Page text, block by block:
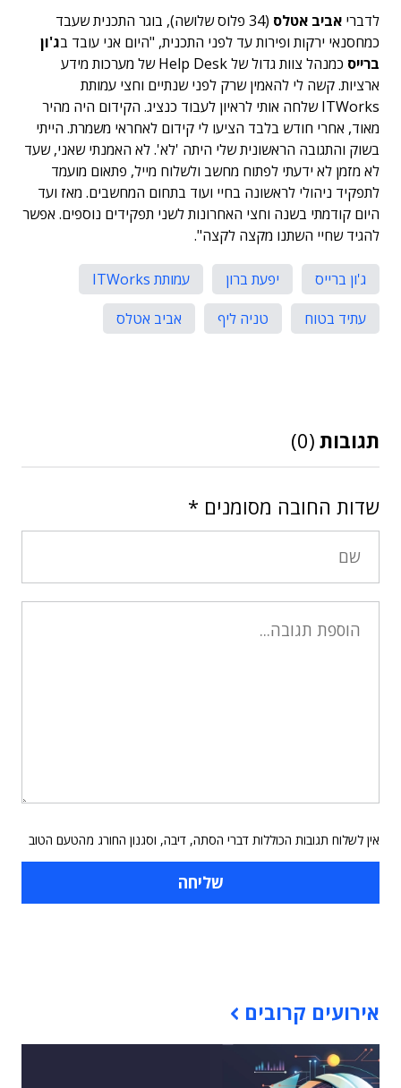
לדברי אביב אטלס
(34 פלוס שלושה), בוגר התכנית שעבד
כמחסנאי ירקות ופירות עד לפני התכנית, "היום אני עובד בג'ון
ברייס
כמנהל צוות גדול של Help Desk של מערכות מידע
ארציות. קשה לי להאמין שרק לפני שנתיים וחצי עמותת
ITWorks שלחה אותי לראיון לעבוד כנציג. הקידום היה מהיר
מאוד, אחרי חודש בלבד הציעו לי קידום לאחראי משמרת. הייתי
בשוק והתגובה הראשונית שלי היתה 'לא'. לא האמנתי שאני, שעד
לא מזמן לא ידעתי לפתוח מחשב ולשלוח מייל, פתאום מועמד
לתפקיד ניהולי לראשונה בחיי ועוד בתחום המחשבים. מאז ועד
היום קודמתי בשנה וחצי האחרונות לשני תפקידים נוספים. אפשר
להגיד שחיי השתנו מקצה לקצה".
ג'ון ברייס יפעת ברון
עמותת ITWorks
עתיד בטוח
טניה ליף אביב אטלס
תגובות (0)
שדות החובה מסומנים *
אין לשלוח תגובות הכוללות דברי הסתה, דיבה, וסגנון החורג מהטעם הטוב
אירועים קרובים